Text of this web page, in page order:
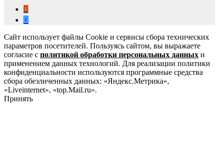
Сайт использует файлы Cookie и сервисы сбора технических
параметров посетителей. Пользуясь сайтом, вы выражаете
согласие с политикой обработки персональных данных и
применением данных технологий. Для реализации политики
конфиденциальности используются программные средства
сбора обезличенных данных: «Яндекс.Метрика»,
«Liveinternet», «top.Mail.ru».
Принять